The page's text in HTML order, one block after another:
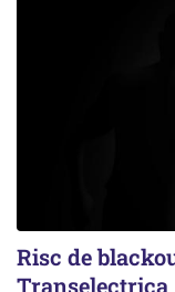
Risc de
Transelectrica